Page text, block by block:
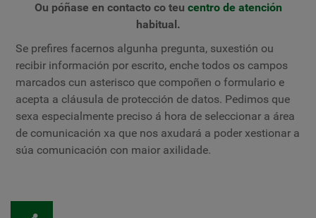
Ou póñase en contacto co teu centro de atención
habitual.
Se prefires facernos algunha pregunta, suxestión ou
recibir información por escrito, enche todos os campos
marcados cun asterisco que compoñen o formulario e
acepta a cláusula de protección de datos. Pedimos que
sexa especialmente preciso á hora de seleccionar a área
de comunicación xa que nos axudará a poder xestionar a
súa comunicación con maior axilidade.